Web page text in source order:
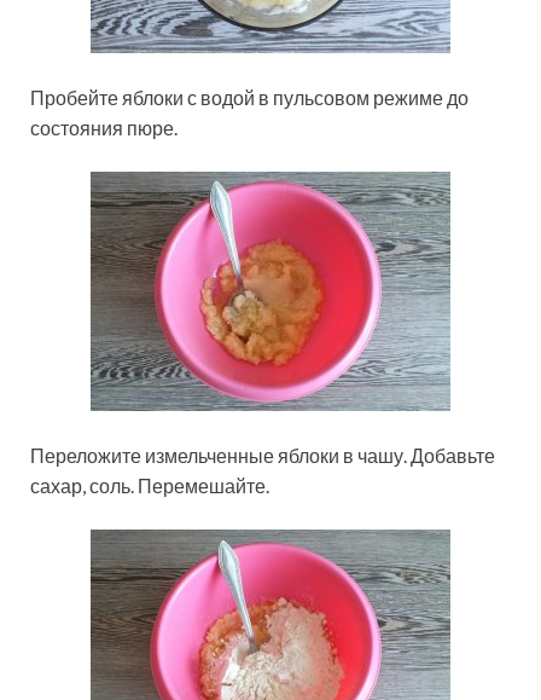
Пробейте яблоки с водой в пульсовом режиме до
состояния пюре.
Переложите измельченные яблоки в чашу. Добавьте
сахар, соль. Перемешайте.